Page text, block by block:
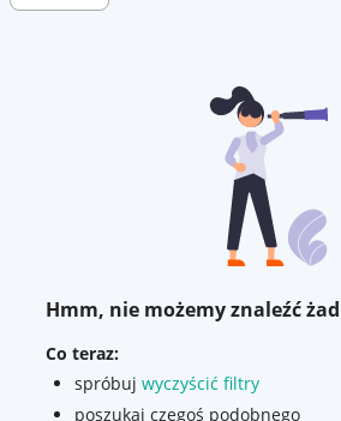
Hmm, nie możemy znaleźć
Co teraz:
spróbuj wyczyścić filtry
poszukaj czegoś podobnego